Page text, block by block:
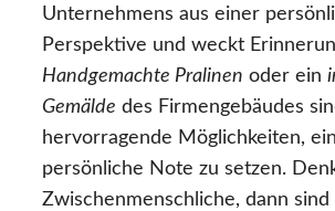
Unternehmens aus einer
Perspektive und weckt
Handgemachte Pralinen oder ein
Gemälde des Firmengebäudes
hervorragende Möglichkeiten,
persönliche Note zu setzen.
Zwischenmenschliche, dann sind